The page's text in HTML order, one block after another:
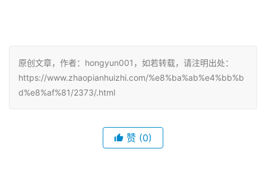
原创文章，作者：hongyun001，如若转载，请注明出处：
https://www.zhaopianhuizhi.com/%e8%ba%ab%e4%bb%b
d%e8%af%81/2373/.html
赞 (0)